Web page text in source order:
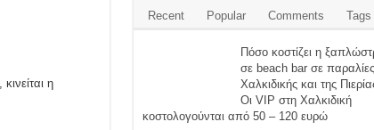
η
Recent Popular Comments Tags
Πόσο κοστίζει η
σε beach bar σε
Χαλκιδικής και της
Οι VIP στη Χαλκιδική
κοστολογούνται από 50 – 120 ευρώ